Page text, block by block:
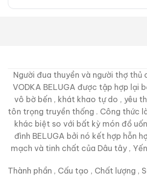
Người đua thuyền và người thợ thủ
VODKA BELUGA được tập hợp lại
vô bờ bến , khát khao tự do , yêu
tôn trọng truyền thống . Công thức
khác biệt so với bất kỳ món đồ
đình BELUGA bởi nó kết hợp hỗn
mạch và tinh chất của Dâu tây ,
Thành phần , Cấu tạo , Chất lượng ,